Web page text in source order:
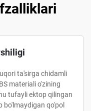
ta'sirga chidamli
materiali o'zining
tufayli ektop qilingan
bo'lmaydigan qo'pol